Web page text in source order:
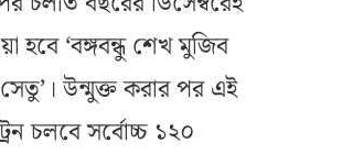
হবে ‘বঙ্গবন্ধু শেখ মুজিব
উন্মুক্ত করার পর এই
চলবে সর্বোচ্চ ১২০